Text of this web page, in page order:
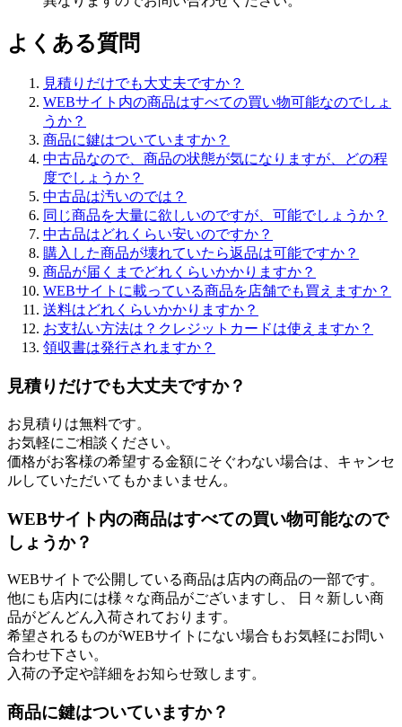
よくある質問
見積りだけでも大丈夫ですか？
WEBサイト内の商品はすべての買い物可能なのでしょ
うか？
商品に鍵はついていますか？
中古品なので、商品の状態が気になりますが、どの程
度でしょうか？
中古品は汚いのでは？
同じ商品を大量に欲しいのですが、可能でしょうか？
中古品はどれくらい安いのですか？
購入した商品が壊れていたら返品は可能ですか？
商品が届くまでどれくらいかかりますか？
WEBサイトに載っている商品を店舗でも買えますか？
送料はどれくらいかかりますか？
お支払い方法は？クレジットカードは使えますか？
領収書は発行されますか？
見積りだけでも大丈夫ですか？
お見積りは無料です。
お気軽にご相談ください。
価格がお客様の希望する金額にそぐわない場合は、キャンセ
ルしていただいてもかまいません。
WEBサイト内の商品はすべての買い物可能なので
しょうか？
WEBサイトで公開している商品は店内の商品の一部です。
他にも店内には様々な商品がございますし、 日々新しい商
品がどんどん入荷されております。
希望されるものがWEBサイトにない場合もお気軽にお問い
合わせ下さい。
入荷の予定や詳細をお知らせ致します。
商品に鍵はついていますか？